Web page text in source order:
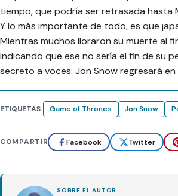
tiempo, que podría ser retrasada hasta
Y lo más importante de todo, es que
Mientras muchos lloraron su muerte al
indicando que ese no sería el fin de su
secreto a voces: Jon Snow regresará
ETIQUETAS Game of Thrones Jon Snow
COMPARTIR Facebook Twitter
SOBRE EL AUTOR